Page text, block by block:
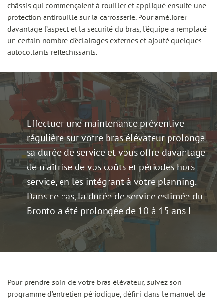
châssis qui commençaient à rouiller et appliqué ensuite une
protection antirouille sur la carrosserie. Pour améliorer
davantage l’aspect et la sécurité du bras, l’équipe a remplacé
un certain nombre d’éclairages externes et ajouté quelques
autocollants réfléchissants.
Effectuer une maintenance préventive
régulière sur votre bras élévateur prolonge
sa durée de service et vous offre davantage
de maîtrise de vos coûts et périodes hors
service, en les intégrant à votre planning.
Dans ce cas, la durée de service estimée du
Bronto a été prolongée de 10 à 15 ans !
Pour prendre soin de votre bras élévateur, suivez son
programme d’entretien périodique, défini dans le manuel de